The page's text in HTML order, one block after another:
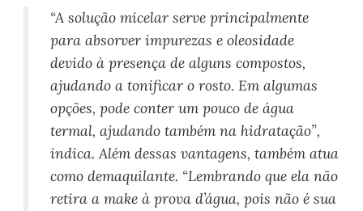
“A solução micelarserve principalmente
para absorver impurezas e oleosidade
devido à presença de alguns compostos,
ajudando a tonificar o rosto. Em algumas
opções, pode conter um pouco de água
termal, ajudando também na hidratação”,
indica. Além dessas vantagens, também atua
como demaquilante. “Lembrando que ela não
retira a make à prova d’água, pois não é sua